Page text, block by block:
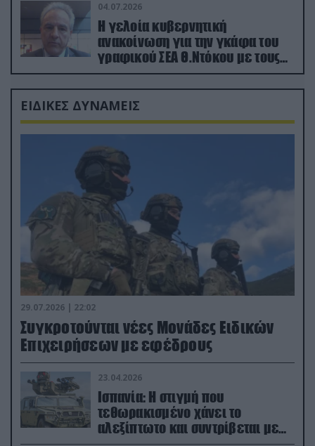
04.07.2026
Η γελοία κυβερνητική
ανακοίνωση για την γκάφα του
γραφικού ΣΕΑ Θ.Ντόκου με τους
Ρώσους φαρσέρ
ΕΙΔΙΚΕΣ ΔΥΝΑΜΕΙΣ
29.07.2026 | 22:02
Συγκροτούνται νέες Μονάδες Ειδικών
Επιχειρήσεων με εφέδρους
23.04.2026
Ισπανία: Η στιγμή που
τεθωρακισμένο χάνει το
αλεξίπτωτο και συντρίβεται με